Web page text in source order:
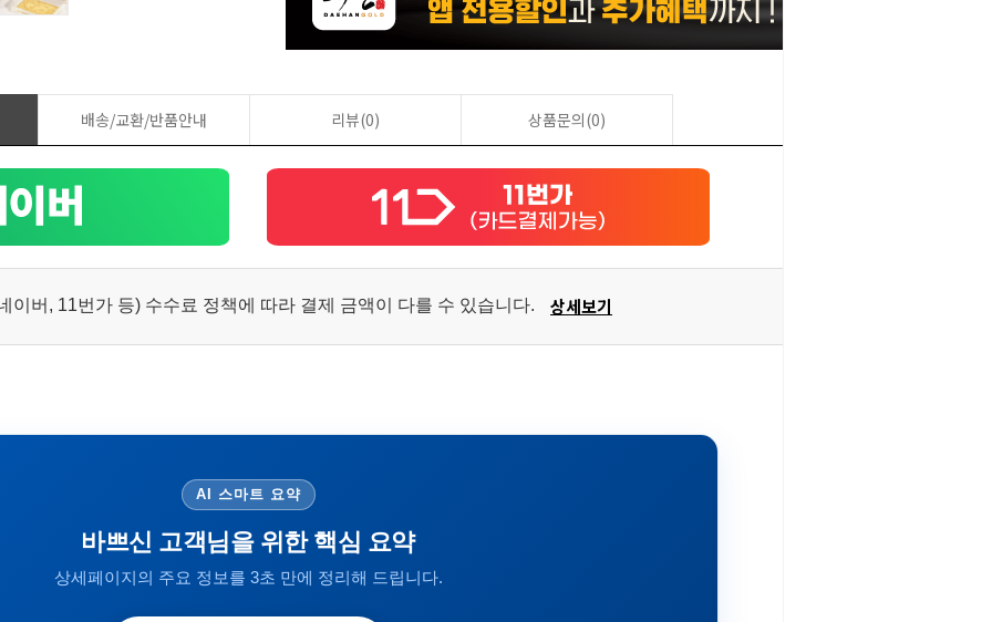
배송/교환/반품안내 리뷰(0) 상품문의(0)
이버, 11번가 등) 수수료 정책에 따라 결제 금액이 다를 수 있습니다. 상세보기
AI 스마트 요약
바쁘신 고객님을 위한 핵심 요약
상세페이지의 주요 정보를 3초 만에 정리해 드립니다.